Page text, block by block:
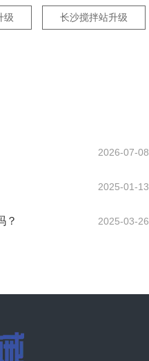
级 长沙搅拌站升级
2026-07-08
2025-01-13
2025-03-26
？